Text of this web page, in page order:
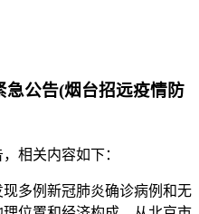
公告(烟台招远疫情防
相关内容如下：
多例新冠肺炎确诊病例和无